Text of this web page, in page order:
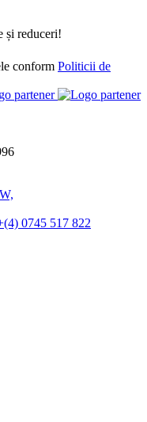
și reduceri!
conform Politicii de
0745 517 822